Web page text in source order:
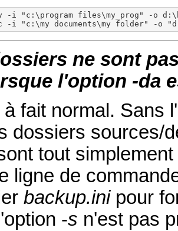
-i "c:\program files\my_prog" -o
-i "c:\my documents\my folder" -o
ne sont
l'option -da
à fait normal. Sans
dossiers sources/
tout
ligne de
backup.inipour
-s n'est pas